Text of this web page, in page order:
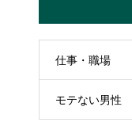
仕事・職場
モテない男性